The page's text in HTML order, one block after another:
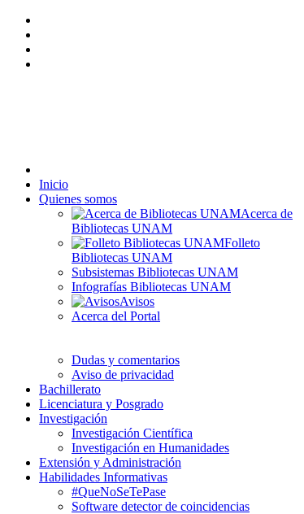
Inicio
Quienes somos
Acerca de
Bibliotecas UNAM
Folleto
Bibliotecas UNAM
Subsistemas Bibliotecas UNAM
Infografías Bibliotecas UNAM
Avisos
Acerca del Portal
Dudas y comentarios
Aviso de privacidad
Bachillerato
Licenciatura y Posgrado
Investigación
Investigación Científica
Investigación en Humanidades
Extensión y Administración
Habilidades Informativas
#QueNoSeTePase
Software detector de coincidencias